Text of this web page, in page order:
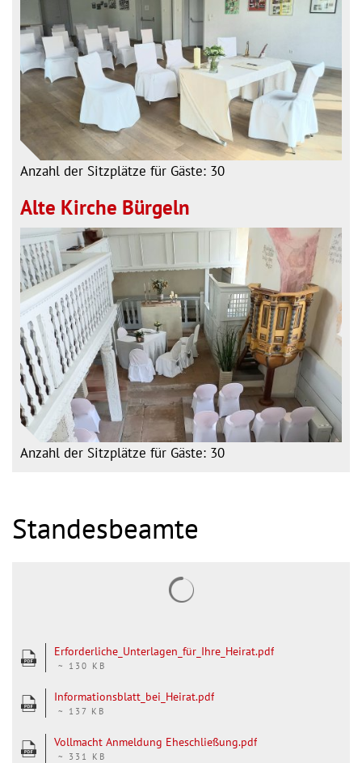
Anzahl der Sitzplätze für Gäste: 30
Alte Kirche Bürgeln
Anzahl der Sitzplätze für Gäste: 30
Standesbeamte
Erforderliche_Unterlagen_für_Ihre_Heirat.pdf
~ 130 KB
Informationsblatt_bei_Heirat.pdf
~ 137 KB
Vollmacht Anmeldung Eheschließung.pdf
~ 331 KB